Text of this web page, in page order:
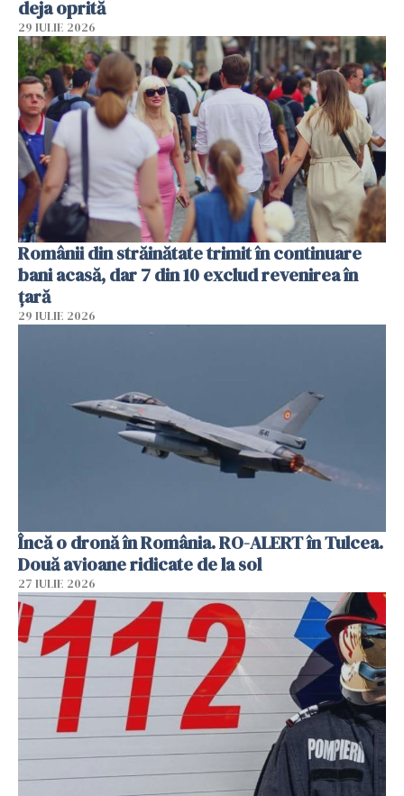
deja oprită
29 IULIE 2026
Românii din străinătate trimit în continuare
bani acasă, dar 7 din 10 exclud revenirea în
țară
29 IULIE 2026
Încă o dronă în România. RO-ALERT în Tulcea.
Două avioane ridicate de la sol
27 IULIE 2026